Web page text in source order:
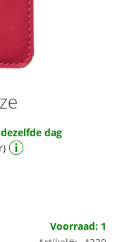
dag
Voorraad: 1